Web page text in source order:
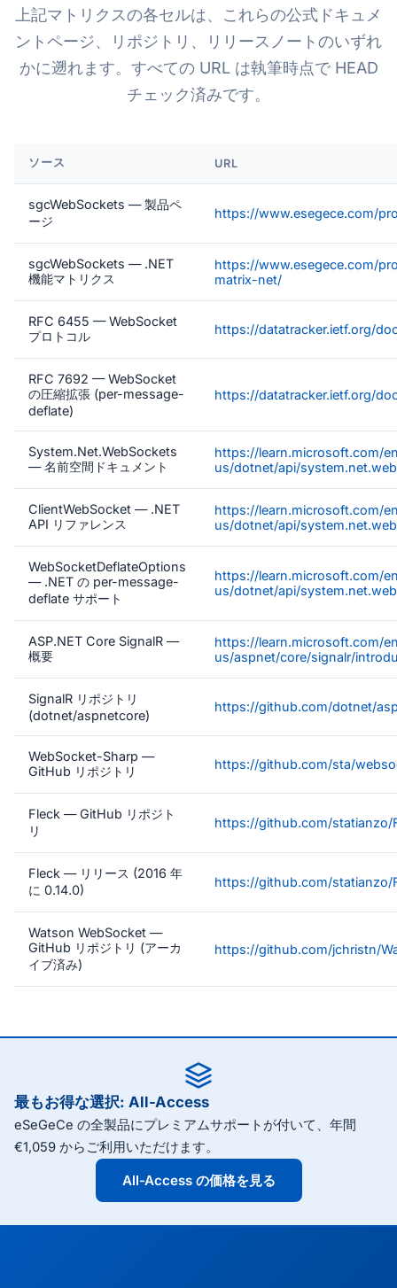
上記マトリクスの各セルは、これらの公式ドキュメ
ントページ、リポジトリ、リリースノートのいずれ
かに遡れます。すべての URL は執筆時点で HEAD
チェック済みです。
ソース URL
sgcWebSockets — 製品ペ
ージ
https://www.esegece.com/
sgcWebSockets — .NET
機能マトリクス
https://www.esegece.com/
matrix-net/
RFC 6455 — WebSocket
プロトコル
https://datatracker.ietf.org/
RFC 7692 — WebSocket
の圧縮拡張 (per-message-
deflate)
https://datatracker.ietf.org/
System.Net.WebSockets
— 名前空間ドキュメント
https://learn.microsoft.com/
us/dotnet/api/
ClientWebSocket — .NET
API リファレンス
https://learn.microsoft.com/
us/dotnet/api/
WebSocketDeflateOptions
— .NET の per-message-
deflate サポート
https://learn.microsoft.com/
us/dotnet/api/
ASP.NET Core SignalR —
概要
https://learn.microsoft.com/
us/aspnet/core/signalr/
SignalR リポジトリ
(dotnet/aspnetcore)
https://github.com/dotnet/
WebSocket-Sharp —
GitHub リポジトリ
https://github.com/sta/
Fleck — GitHub リポジト
リ
https://github.com/statianzo/
Fleck — リリース (2016 年
に 0.14.0)
https://github.com/statianzo/
Watson WebSocket —
GitHub リポジトリ (アーカ
イブ済み)
https://github.com/jchristn/
最もお得な選択: All-Access
eSeGeCe の全製品にプレミアムサポートが付いて、年間
€1,059 からご利用いただけます。
All-Access の価格を見る